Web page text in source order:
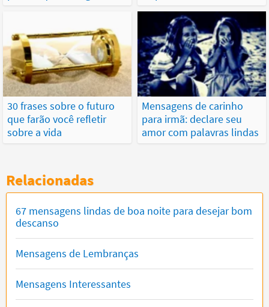
30 frases sobre o futuro
que farão você refletir
sobre a vida
Mensagens de carinho
para irmã: declare seu
amor com palavras lindas
Relacionadas
67 mensagens lindas de boa noite para desejar bom
descanso
Mensagens de Lembranças
Mensagens Interessantes